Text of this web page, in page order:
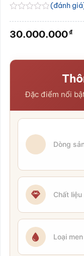
hạng
sao
(đánh
30.000.000₫
Đặc điểm nổi
Dòng
Chất liệu
Loại men